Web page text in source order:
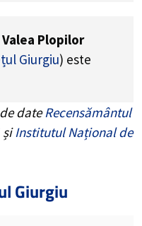
Valea Plopilor
Giurgiu) este
dateRecensământul
șiInstitutul Național de
Giurgiu